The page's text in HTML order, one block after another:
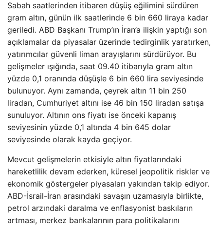
Sabah saatlerinden itibaren düşüş eğilimini sürdüren
gram altın, günün ilk saatlerinde 6 bin 660 liraya kadar
geriledi. ABD Başkanı Trump’ın İran’a ilişkin yaptığı son
açıklamalar da piyasalar üzerinde tedirginlik yaratırken,
yatırımcılar güvenli liman arayışlarını sürdürüyor. Bu
gelişmeler ışığında, saat 09.40 itibarıyla gram altın
yüzde 0,1 oranında düşüşle 6 bin 660 lira seviyesinde
bulunuyor. Aynı zamanda, çeyrek altın 11 bin 250
liradan, Cumhuriyet altını ise 46 bin 150 liradan satışa
sunuluyor. Altının ons fiyatı ise önceki kapanış
seviyesinin yüzde 0,1 altında 4 bin 645 dolar
seviyesinde olarak kayda geçiyor.
Mevcut gelişmelerin etkisiyle altın fiyatlarındaki
hareketlilik devam ederken, küresel jeopolitik riskler ve
ekonomik göstergeler piyasaları yakından takip ediyor.
ABD-İsrail-İran arasındaki savaşın uzamasıyla birlikte,
petrol arzındaki daralma ve enflasyonist baskıların
artması, merkez bankalarının para politikalarını